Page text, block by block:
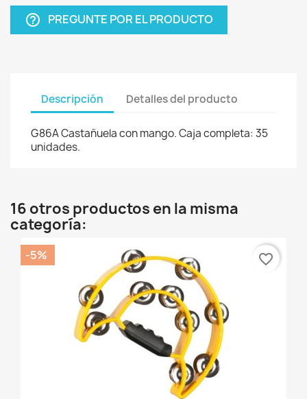
help_outline PREGUNTE POR EL PRODUCTO
Descripción Detalles del producto
G86A Castañuela con mango. Caja completa: 35
unidades.
16 otros productos en la misma
categoría:
-5% favorite_border